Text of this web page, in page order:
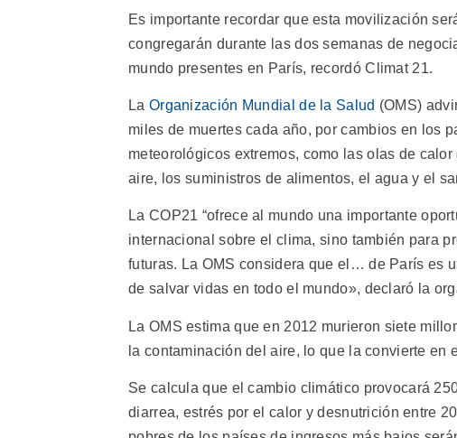
Es importante recordar que esta movilización
congregarán durante las dos semanas de
mundo presentes en París, recordó Climat 21.
La Organización Mundial de la Salud (OMS)
miles de muertes cada año, por cambios en los
meteorológicos extremos, como las olas de
aire, los suministros de alimentos, el agua y el
La COP21 “ofrece al mundo una importante
internacional sobre el clima, sino también para
futuras. La OMS considera que el… de París es
de salvar vidas en todo el mundo», declaró la
La OMS estima que en 2012 murieron siete
la contaminación del aire, lo que la convierte en
Se calcula que el cambio climático provocará
diarrea, estrés por el calor y desnutrición entre